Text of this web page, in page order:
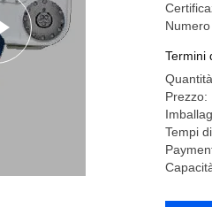
Termini
Prezzo:
Tempi